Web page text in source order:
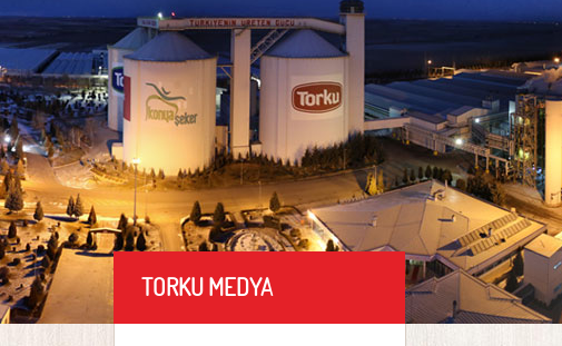
TORKU MEDYA